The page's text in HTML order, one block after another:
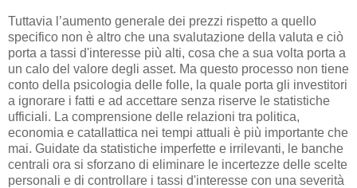
Tuttavia l’aumento generale dei prezzi rispetto a quello
specifico non è altro che una svalutazione della valuta e ciò
porta a tassi d'interesse più alti, cosa che a sua volta porta a
un calo del valore degli asset. Ma questo processo non tiene
conto della psicologia delle folle, la quale porta gli investitori
a ignorare i fatti e ad accettare senza riserve le statistiche
ufficiali. La comprensione delle relazioni tra politica,
economia e catallattica nei tempi attuali è più importante che
mai. Guidate da statistiche imperfette e irrilevanti, le banche
centrali ora si sforzano di eliminare le incertezze delle scelte
personali e di controllare i tassi d'interesse con una severità